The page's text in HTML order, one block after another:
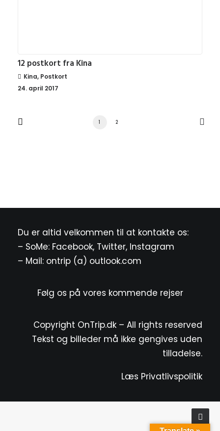
12 postkort fra Kina
Kina, Postkort
24. april 2017
1 2
Du er altid velkommen til at kontakte os:
– SoMe: Facebook, Twitter, Instagram
– Mail: ontrip (a) outlook.com
Følg os på vores kommende rejser
Copyright OnTrip.dk – All rights reserved
Tekst og billeder må ikke gengives uden
tilladelse.
Læs Privatlivspolitik